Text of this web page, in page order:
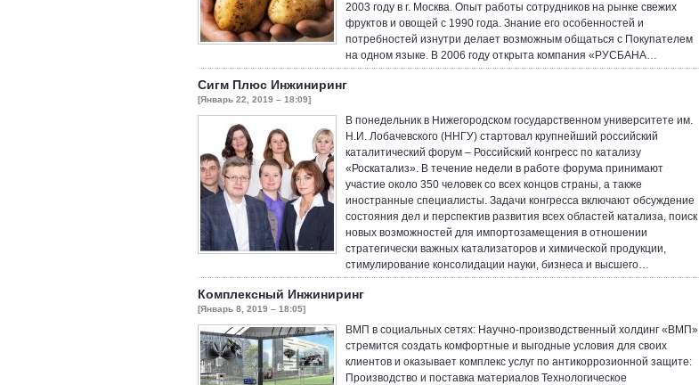
2003 году в г. Москва. Опыт работы сотрудников на рынке свежих
фруктов и овощей с 1990 года. Знание его особенностей и
потребностей изнутри делает возможным общаться с Покупателем
на одном языке. В 2006 году открыта компания «РУСБАНА…
Сигм Плюс Инжиниринг
[Январь 22, 2019 – 18:09]
В понедельник в Нижегородском государственном университете им.
Н.И. Лобачевского (ННГУ) стартовал крупнейший российский
каталитический форум – Российский конгресс по катализу
«Роскатализ». В течение недели в работе форума принимают
участие около 350 человек со всех концов страны, а также
иностранные специалисты. Задачи конгресса включают обсуждение
состояния дел и перспектив развития всех областей катализа, поиск
новых возможностей для импортозамещения в отношении
стратегически важных катализаторов и химической продукции,
стимулирование консолидации науки, бизнеса и высшего…
Комплексный Инжиниринг
[Январь 8, 2019 – 18:05]
ВМП в социальных сетях: Научно-производственный холдинг «ВМП»
стремится создать комфортные и выгодные условия для своих
клиентов и оказывает комплекс услуг по антикоррозионной защите:
Производство и поставка материалов Технологическое